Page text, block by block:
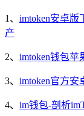
1、 imtoken安卓版
产
2、 imtoken钱包苹
3、 imtoken官方安
4、 im钱包-剖析